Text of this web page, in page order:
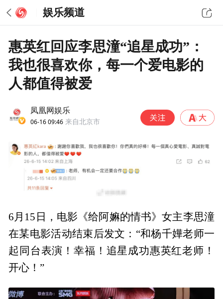
娱乐频道
惠英红回应李思潼“追星成功”：
我也很喜欢你，每一个爱电影的
人都值得被爱
凤凰网娱乐
06-16 09:46 来自北京市
6月15日，电影《给阿嫲的情书》女主李思潼
在某电影活动结束后发文：“和杨千嬅老师一
起同台表演！幸福！追星成功惠英红老师！
开心！”